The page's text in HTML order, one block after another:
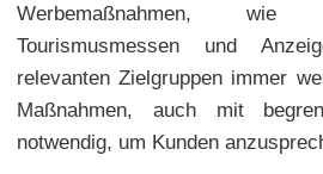
Werbemaßnahmen,
Tourismusmessen und
relevanten Zielgruppen immer
Maßnahmen, auch mit
notwendig, um Kunden